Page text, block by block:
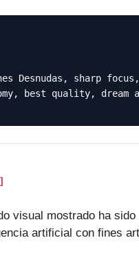
Desnudas, sharp
best quality, dream
visual mostrado ha sido
artificial con fines